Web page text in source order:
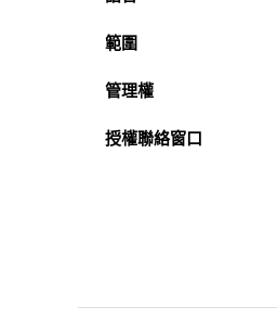
範圍
管理權
授權聯絡窗口